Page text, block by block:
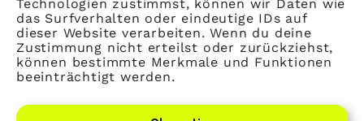
Technologien zustimmst, können wir Daten wie
das Surfverhalten oder eindeutige IDs auf
dieser Website verarbeiten. Wenn du deine
Zustimmung nicht erteilst oder zurückziehst,
können bestimmte Merkmale und Funktionen
beeinträchtigt werden.
Datenschutz
Mitglied werden
LinkedIn
YouTube